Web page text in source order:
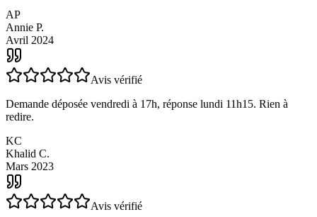
J'avais une question importante et la réponse a été immédiate et
rassurante.
AP
Annie P.
Avril 2024
Demande déposée vendredi à 17h, réponse lundi 11h15. Rien à
redire.
KC
Khalid C.
Mars 2023